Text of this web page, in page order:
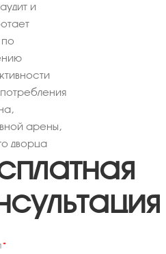
и
арены,
дворца
*